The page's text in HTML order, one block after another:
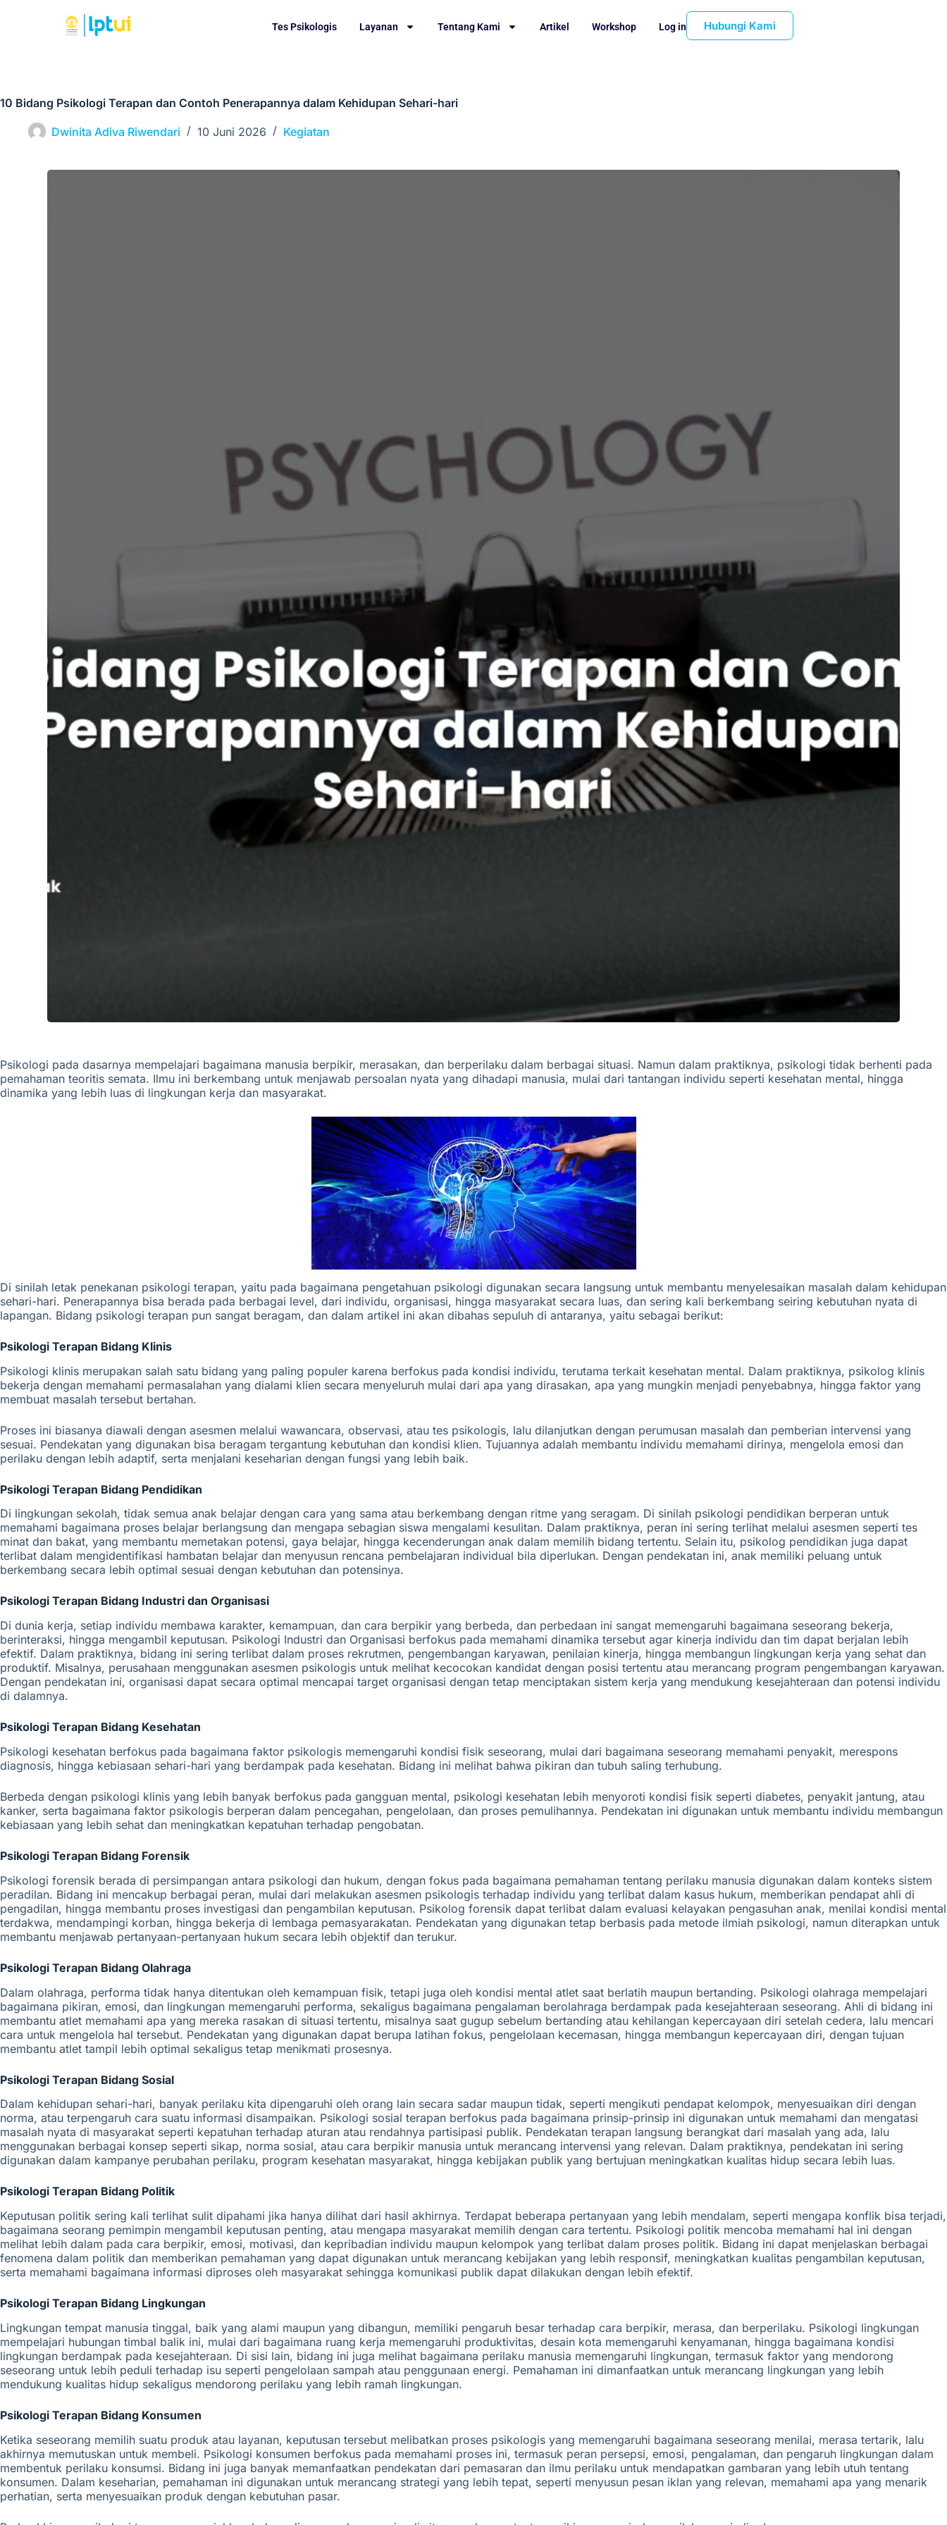
Tes Psikologis Layanan Tentang Kami Artikel Workshop Log in Hubungi Kami
10 Bidang Psikologi Terapan dan Contoh Penerapannya dalam Kehidupan Sehari-hari
Dwinita Adiva Riwendari 10 Juni 2026 Kegiatan
Psikologi pada dasarnya mempelajari bagaimana manusia berpikir, merasakan, dan berperilaku dalam berbagai situasi. Namun dalam praktiknya, psikologi tidak berhenti pada
pemahaman teoritis semata. Ilmu ini berkembang untuk menjawab persoalan nyata yang dihadapi manusia, mulai dari tantangan individu seperti kesehatan mental, hingga
dinamika yang lebih luas di lingkungan kerja dan masyarakat.
Di sinilah letak penekanan psikologi terapan, yaitu pada bagaimana pengetahuan psikologi digunakan secara langsung untuk membantu menyelesaikan masalah dalam kehidupan
sehari-hari. Penerapannya bisa berada pada berbagai level, dari individu, organisasi, hingga masyarakat secara luas, dan sering kali berkembang seiring kebutuhan nyata di
lapangan. Bidang psikologi terapan pun sangat beragam, dan dalam artikel ini akan dibahas sepuluh di antaranya, yaitu sebagai berikut:
Psikologi Terapan Bidang Klinis
Psikologi klinis merupakan salah satu bidang yang paling populer karena berfokus pada kondisi individu, terutama terkait kesehatan mental. Dalam praktiknya, psikolog klinis
bekerja dengan memahami permasalahan yang dialami klien secara menyeluruh mulai dari apa yang dirasakan, apa yang mungkin menjadi penyebabnya, hingga faktor yang
membuat masalah tersebut bertahan.
Proses ini biasanya diawali dengan asesmen melalui wawancara, observasi, atau tes psikologis, lalu dilanjutkan dengan perumusan masalah dan pemberian intervensi yang
sesuai. Pendekatan yang digunakan bisa beragam tergantung kebutuhan dan kondisi klien. Tujuannya adalah membantu individu memahami dirinya, mengelola emosi dan
perilaku dengan lebih adaptif, serta menjalani keseharian dengan fungsi yang lebih baik.
Psikologi Terapan Bidang Pendidikan
Di lingkungan sekolah, tidak semua anak belajar dengan cara yang sama atau berkembang dengan ritme yang seragam. Di sinilah psikologi pendidikan berperan untuk
memahami bagaimana proses belajar berlangsung dan mengapa sebagian siswa mengalami kesulitan. Dalam praktiknya, peran ini sering terlihat melalui asesmen seperti tes
minat dan bakat, yang membantu memetakan potensi, gaya belajar, hingga kecenderungan anak dalam memilih bidang tertentu. Selain itu, psikolog pendidikan juga dapat
terlibat dalam mengidentifikasi hambatan belajar dan menyusun rencana pembelajaran individual bila diperlukan. Dengan pendekatan ini, anak memiliki peluang untuk
berkembang secara lebih optimal sesuai dengan kebutuhan dan potensinya.
Psikologi Terapan Bidang Industri dan Organisasi
Di dunia kerja, setiap individu membawa karakter, kemampuan, dan cara berpikir yang berbeda, dan perbedaan ini sangat memengaruhi bagaimana seseorang bekerja,
berinteraksi, hingga mengambil keputusan. Psikologi Industri dan Organisasi berfokus pada memahami dinamika tersebut agar kinerja individu dan tim dapat berjalan lebih
efektif. Dalam praktiknya, bidang ini sering terlibat dalam proses rekrutmen, pengembangan karyawan, penilaian kinerja, hingga membangun lingkungan kerja yang sehat dan
produktif. Misalnya, perusahaan menggunakan asesmen psikologis untuk melihat kecocokan kandidat dengan posisi tertentu atau merancang program pengembangan karyawan.
Dengan pendekatan ini, organisasi dapat secara optimal mencapai target organisasi dengan tetap menciptakan sistem kerja yang mendukung kesejahteraan dan potensi individu
di dalamnya.
Psikologi Terapan Bidang Kesehatan
Psikologi kesehatan berfokus pada bagaimana faktor psikologis memengaruhi kondisi fisik seseorang, mulai dari bagaimana seseorang memahami penyakit, merespons
diagnosis, hingga kebiasaan sehari-hari yang berdampak pada kesehatan. Bidang ini melihat bahwa pikiran dan tubuh saling terhubung.
Berbeda dengan psikologi klinis yang lebih banyak berfokus pada gangguan mental, psikologi kesehatan lebih menyoroti kondisi fisik seperti diabetes, penyakit jantung, atau
kanker, serta bagaimana faktor psikologis berperan dalam pencegahan, pengelolaan, dan proses pemulihannya. Pendekatan ini digunakan untuk membantu individu membangun
kebiasaan yang lebih sehat dan meningkatkan kepatuhan terhadap pengobatan.
Psikologi Terapan Bidang Forensik
Psikologi forensik berada di persimpangan antara psikologi dan hukum, dengan fokus pada bagaimana pemahaman tentang perilaku manusia digunakan dalam konteks sistem
peradilan. Bidang ini mencakup berbagai peran, mulai dari melakukan asesmen psikologis terhadap individu yang terlibat dalam kasus hukum, memberikan pendapat ahli di
pengadilan, hingga membantu proses investigasi dan pengambilan keputusan. Psikolog forensik dapat terlibat dalam evaluasi kelayakan pengasuhan anak, menilai kondisi mental
terdakwa, mendampingi korban, hingga bekerja di lembaga pemasyarakatan. Pendekatan yang digunakan tetap berbasis pada metode ilmiah psikologi, namun diterapkan untuk
membantu menjawab pertanyaan-pertanyaan hukum secara lebih objektif dan terukur.
Psikologi Terapan Bidang Olahraga
Dalam olahraga, performa tidak hanya ditentukan oleh kemampuan fisik, tetapi juga oleh kondisi mental atlet saat berlatih maupun bertanding. Psikologi olahraga mempelajari
bagaimana pikiran, emosi, dan lingkungan memengaruhi performa, sekaligus bagaimana pengalaman berolahraga berdampak pada kesejahteraan seseorang. Ahli di bidang ini
membantu atlet memahami apa yang mereka rasakan di situasi tertentu, misalnya saat gugup sebelum bertanding atau kehilangan kepercayaan diri setelah cedera, lalu mencari
cara untuk mengelola hal tersebut. Pendekatan yang digunakan dapat berupa latihan fokus, pengelolaan kecemasan, hingga membangun kepercayaan diri, dengan tujuan
membantu atlet tampil lebih optimal sekaligus tetap menikmati prosesnya.
Psikologi Terapan Bidang Sosial
Dalam kehidupan sehari-hari, banyak perilaku kita dipengaruhi oleh orang lain secara sadar maupun tidak, seperti mengikuti pendapat kelompok, menyesuaikan diri dengan
norma, atau terpengaruh cara suatu informasi disampaikan. Psikologi sosial terapan berfokus pada bagaimana prinsip-prinsip ini digunakan untuk memahami dan mengatasi
masalah nyata di masyarakat seperti kepatuhan terhadap aturan atau rendahnya partisipasi publik. Pendekatan terapan langsung berangkat dari masalah yang ada, lalu
menggunakan berbagai konsep seperti sikap, norma sosial, atau cara berpikir manusia untuk merancang intervensi yang relevan. Dalam praktiknya, pendekatan ini sering
digunakan dalam kampanye perubahan perilaku, program kesehatan masyarakat, hingga kebijakan publik yang bertujuan meningkatkan kualitas hidup secara lebih luas.
Psikologi Terapan Bidang Politik
Keputusan politik sering kali terlihat sulit dipahami jika hanya dilihat dari hasil akhirnya. Terdapat beberapa pertanyaan yang lebih mendalam, seperti mengapa konflik bisa terjadi,
bagaimana seorang pemimpin mengambil keputusan penting, atau mengapa masyarakat memilih dengan cara tertentu. Psikologi politik mencoba memahami hal ini dengan
melihat lebih dalam pada cara berpikir, emosi, motivasi, dan kepribadian individu maupun kelompok yang terlibat dalam proses politik. Bidang ini dapat menjelaskan berbagai
fenomena dalam politik dan memberikan pemahaman yang dapat digunakan untuk merancang kebijakan yang lebih responsif, meningkatkan kualitas pengambilan keputusan,
serta memahami bagaimana informasi diproses oleh masyarakat sehingga komunikasi publik dapat dilakukan dengan lebih efektif.
Psikologi Terapan Bidang Lingkungan
Lingkungan tempat manusia tinggal, baik yang alami maupun yang dibangun, memiliki pengaruh besar terhadap cara berpikir, merasa, dan berperilaku. Psikologi lingkungan
mempelajari hubungan timbal balik ini, mulai dari bagaimana ruang kerja memengaruhi produktivitas, desain kota memengaruhi kenyamanan, hingga bagaimana kondisi
lingkungan berdampak pada kesejahteraan. Di sisi lain, bidang ini juga melihat bagaimana perilaku manusia memengaruhi lingkungan, termasuk faktor yang mendorong
seseorang untuk lebih peduli terhadap isu seperti pengelolaan sampah atau penggunaan energi. Pemahaman ini dimanfaatkan untuk merancang lingkungan yang lebih
mendukung kualitas hidup sekaligus mendorong perilaku yang lebih ramah lingkungan.
Psikologi Terapan Bidang Konsumen
Ketika seseorang memilih suatu produk atau layanan, keputusan tersebut melibatkan proses psikologis yang memengaruhi bagaimana seseorang menilai, merasa tertarik, lalu
akhirnya memutuskan untuk membeli. Psikologi konsumen berfokus pada memahami proses ini, termasuk peran persepsi, emosi, pengalaman, dan pengaruh lingkungan dalam
membentuk perilaku konsumsi. Bidang ini juga banyak memanfaatkan pendekatan dari pemasaran dan ilmu perilaku untuk mendapatkan gambaran yang lebih utuh tentang
konsumen. Dalam keseharian, pemahaman ini digunakan untuk merancang strategi yang lebih tepat, seperti menyusun pesan iklan yang relevan, memahami apa yang menarik
perhatian, serta menyesuaikan produk dengan kebutuhan pasar.